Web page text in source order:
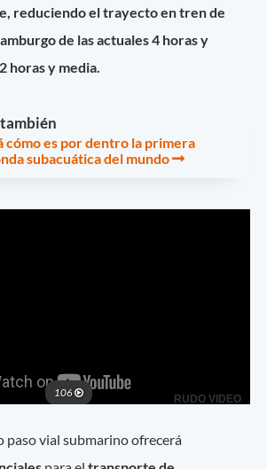
reduciendo el trayecto en tren de
de las actuales 4 horas y
horas y media.
cómo es por dentro la primera
subacuática del mundo
paso vial submarino ofrecerá